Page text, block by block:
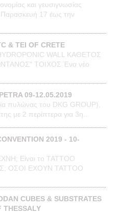
και γευσιγνωσίας
17 έως την
& TEI OF CRETE
WALL ΚΑΘΕΤΟΣ
ΤΟΙΧΟΣ Ένα νέο
09-12.05.2019
πυλώνας του DKG GROUP),
με 2 περίπτερα για 3η...
2019 - 10-
Είναι το ΤΑΤΤΟΟ
ΟΣΟΙ ΕΧΟΥΝ TATTOO
CUBES & SUBSTRATES
THESSALY